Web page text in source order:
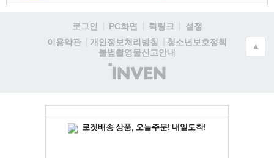
로그인 PC화면 퀵링크
설정
이용약관
개인정보처리방침
청소년보호정책
불법촬영물신고안내
(주)
인
▲